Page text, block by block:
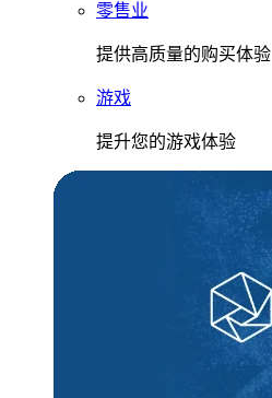
零售业
提供高质量的购买体验
游戏
提升您的游戏体验